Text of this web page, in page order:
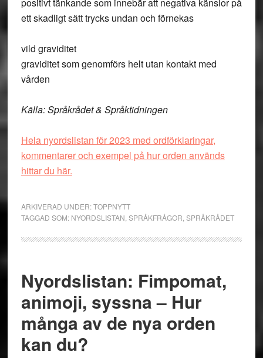
ett skadligt sätt trycks undan och förnekas
vild graviditet
graviditet som genomförs helt utan kontakt med
vården
Källa: Språkrådet & Språktidningen
Hela nyordslistan för 2023 med ordförklaringar,
kommentarer och exempel på hur orden används
hittar du här.
ARKIVERAD UNDER:TOPPNYTT
TAGGAD SOM: NYORDSLISTAN SPRÅKFRÅGOR SPRÅKRÅDET
Nyordslistan: Fimpomat,
animoji, syssna – Hur
många av de nya orden
kan du?